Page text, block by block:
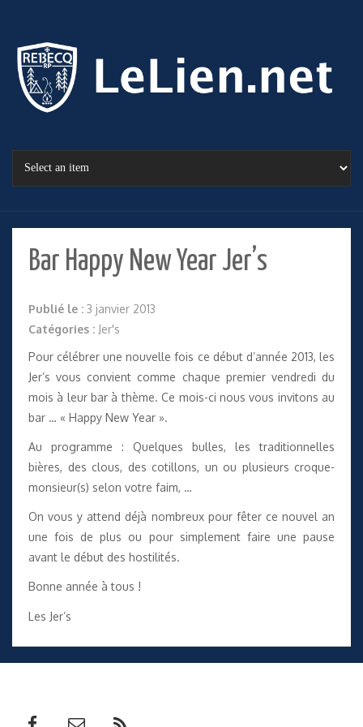
Bar Happy New Year Jer’s
Publié le : 3 janvier 2013
Catégories : Jer's
Pour célébrer une nouvelle fois ce début d’année 2013, les
Jer’s vous convient comme chaque premier vendredi du
mois à leur bar à thème. Ce mois-ci nous vous invitons au
bar … « Happy New Year ».
Au programme : Quelques bulles, les traditionnelles
bières, des clous, des cotillons, un ou plusieurs croque-
monsieur(s) selon votre faim, …
On vous y attend déjà nombreux pour fêter ce nouvel an
une fois de plus ou pour simplement faire une pause
avant le début des hostilités.
Bonne année à tous !
Les Jer’s